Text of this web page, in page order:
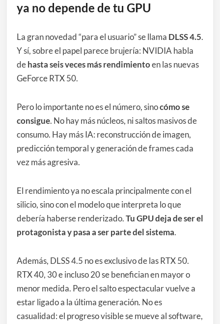
ya no depende de tu GPU
La gran novedad “para el usuario” se llama DLSS 4.5.
Y sí, sobre el papel parece brujería: NVIDIA habla
dehasta seis veces más rendimientoen las nuevas
GeForce RTX 50.
Pero lo importante no es el número, sinocómo se
consigue. No hay más núcleos, ni saltos masivos de
consumo. Hay más IA: reconstrucción de imagen,
predicción temporal y generación de frames cada
vez más agresiva.
El rendimiento ya no escala principalmente con el
silicio, sino con el modelo que interpreta lo que
debería haberse renderizado.Tu GPU deja de ser el
protagonista y pasa a ser parte del sistema.
Además, DLSS 4.5 no es exclusivo de las RTX 50.
RTX 40, 30 e incluso 20 se benefician en mayor o
menor medida. Pero el salto espectacular vuelve a
estar ligado a la última generación. No es
casualidad: el progreso visible se mueve al software,